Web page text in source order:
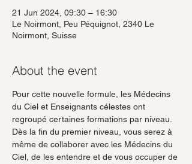
21 Jun 2024, 09:30 – 16:30
Le Noirmont, Peu Péquignot, 2340 Le
Noirmont, Suisse
About the event
Pour cette nouvelle formule, les Médecins
du Ciel et Enseignants célestes ont
regroupé certaines formations par niveau.
Dès la fin du premier niveau, vous serez à
même de collaborer avec les Médecins du
Ciel, de les entendre et de vous occuper de